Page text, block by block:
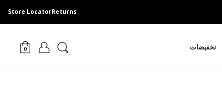
Returns
Store Locator
تخفيضات 0